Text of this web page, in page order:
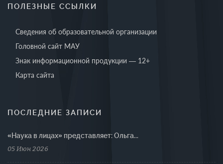
ПОЛЕЗНЫЕ ССЫЛКИ
Сведения об образовательной организации
Головной сайт МАУ
Знак информационной продукции — 12+
Карта сайта
ПОСЛЕДНИЕ ЗАПИСИ
«Наука в лицах» представляет: Ольга...
05 Июн 2026